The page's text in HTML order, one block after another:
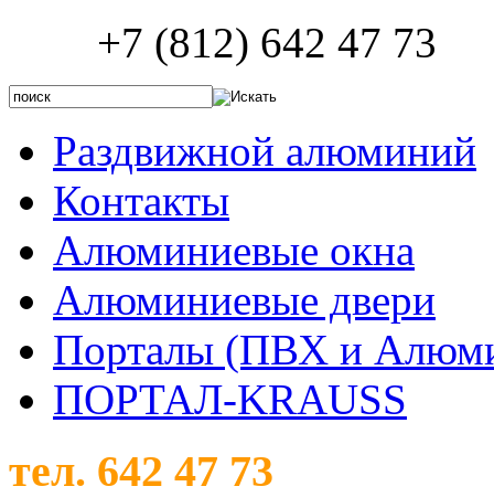
+7 (812) 642 47 73
Раздвижной алюминий
Контакты
Алюминиевые окна
Алюминиевые двери
Порталы (ПВХ и
ПОРТАЛ-KRAUSS
тел. 642 47 73